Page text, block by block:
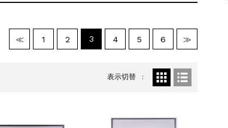
≪ 1 2 3 4 5 6 ≫
表示切替